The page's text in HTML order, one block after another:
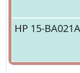
HP 15-